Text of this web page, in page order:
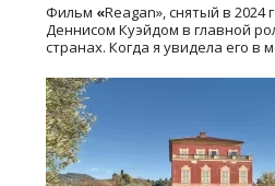
Фильм «Reagan», снятый в 2024
Деннисом Куэйдом в главной
странах. Когда я увидела его